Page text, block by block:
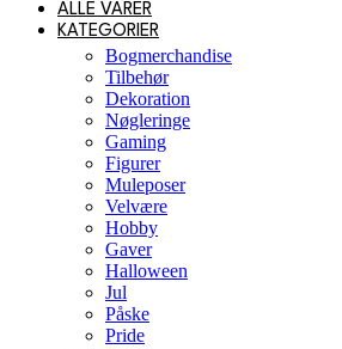
ALLE VARER
KATEGORIER
Bogmerchandise
Tilbehør
Dekoration
Nøgleringe
Gaming
Figurer
Muleposer
Velvære
Hobby
Gaver
Halloween
Jul
Påske
Pride